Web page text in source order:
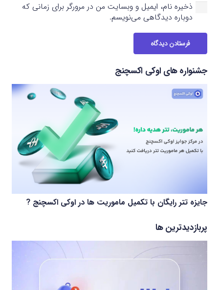
ذخیره نام، ایمیل و وبسایت من در مرورگر برای زمانی که
دوباره دیدگاهی می‌نویسم.
فرستادن دیدگاه
جشنواره های اوکی اکسچنج
جایزه تتر رایگان با تکمیل ماموریت ها در اوکی اکسچنج ?
پربازدیدترین ها